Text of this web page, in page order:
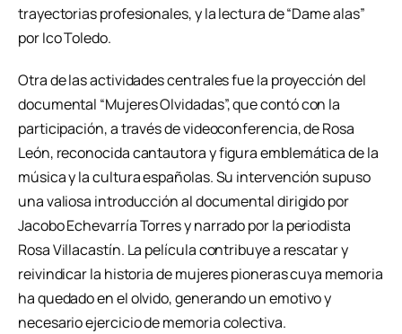
trayectorias profesionales, y la lectura de “Dame alas”
por Ico Toledo.
Otra de las actividades centrales fue la proyección del
documental “Mujeres Olvidadas”, que contó con la
participación, a través de videoconferencia, de Rosa
León, reconocida cantautora y figura emblemática de la
música y la cultura españolas. Su intervención supuso
una valiosa introducción al documental dirigido por
Jacobo Echevarría Torres y narrado por la periodista
Rosa Villacastín. La película contribuye a rescatar y
reivindicar la historia de mujeres pioneras cuya memoria
ha quedado en el olvido, generando un emotivo y
necesario ejercicio de memoria colectiva.